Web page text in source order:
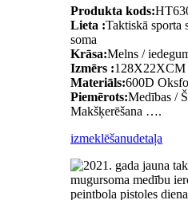
Produkta kods:
Lieta :Taktiskā sporta
soma
Krāsa:Melns /
Izmērs :128X22XCM
Materiāls:600D
Piemērots:Medības /
Makšķerēšana ….
izmeklēšanudetaļa